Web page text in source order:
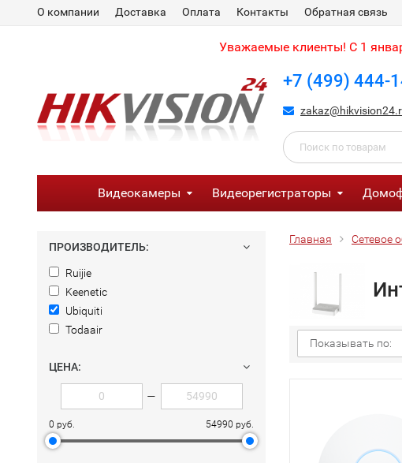
О компании Доставка Оплата Контакты Обратная связь
Уважаемые клиенты! С 1
+7 (499) 444-
Видеокамеры Видеорегистраторы
ПРОИЗВОДИТЕЛЬ:
Ruijie
Keenetic
Ubiquiti
Todaair
ЦЕНА:
—
0 руб. 54990 руб.
Главная Сетевое
Показывать по: